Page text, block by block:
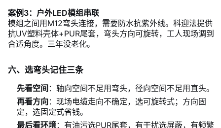
案例3：户外LED模组串联
模组之间用M12弯头连接，需要防水抗紫外线。科迎法提供
抗UV塑料壳体+PUR尾套，弯头方向可旋转，工人现场调到
合适角度。三年没老化。
六、选弯头记住三条
先看空间 ：轴向空间不足用弯头，径向空间不足用直头。
再看方向：现场电缆走向不确定，选可旋转式；方向固
定，选固定式省钱。
最后看环境：有油污选PUR尾套，有干扰选屏蔽，有频繁